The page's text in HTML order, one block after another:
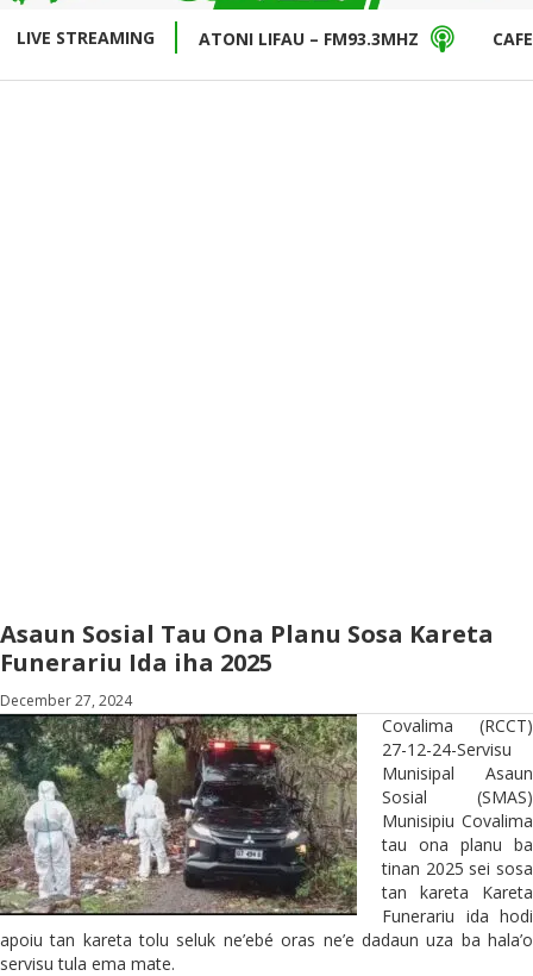
LIVE STREAMING ATONI LIFAU – FM93.3MHZ
Asaun Sosial Tau Ona Planu Sosa Kareta
Funerariu Ida iha 2025
December 27, 2024
Covalima (RCCT)
27-12-24-Servisu
Munisipal Asaun
Sosial (SMAS)
Munisipiu Covalima
tau ona planu ba
tinan 2025 sei sosa
tan kareta Kareta
Funerariu ida hodi
apoiu tan kareta tolu seluk ne’ebé oras ne’e dadaun uza ba hala’o
servisu tula ema mate.